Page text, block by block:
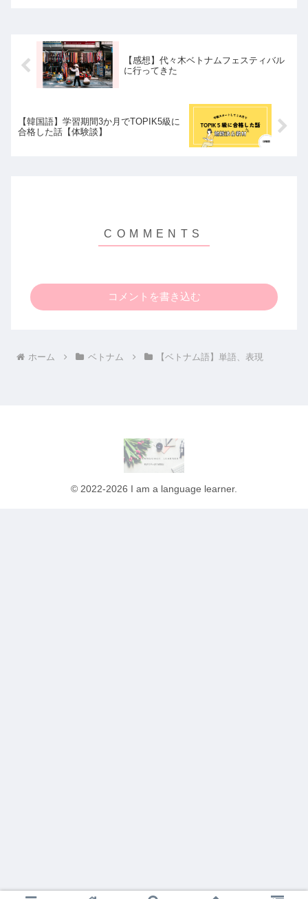
【感想】代々木ベトナムフェスティバル
に行ってきた
【韓国語】学習期間3か月でTOPIK5級に
合格した話【体験談】
コメントを書き込む
ホーム ベトナム 【ベトナム語】単語、表現
© 2022-2026 I am a language learner.